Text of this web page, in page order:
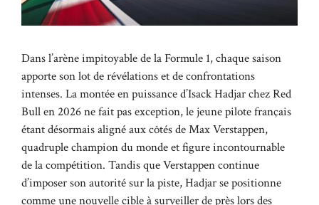
Dans l’arène impitoyable de la Formule 1, chaque saison
apporte son lot de révélations et de confrontations
intenses. La montée en puissance d’Isack Hadjar chez Red
Bull en 2026 ne fait pas exception, le jeune pilote français
étant désormais aligné aux côtés de Max Verstappen,
quadruple champion du monde et figure incontournable
de la compétition. Tandis que Verstappen continue
d’imposer son autorité sur la piste, Hadjar se positionne
comme une nouvelle cible à surveiller de près lors des